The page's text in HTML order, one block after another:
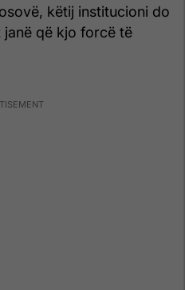
këtij institucioni do
janë që kjo forcë të